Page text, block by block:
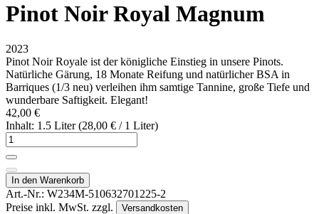
Pinot Noir Royal Magnum
2023
Pinot Noir Royale ist der königliche Einstieg in unsere Pinots.
Natürliche Gärung, 18 Monate Reifung und natürlicher BSA in
Barriques (1/3 neu) verleihen ihm samtige Tannine, große Tiefe und
wunderbare Saftigkeit. Elegant!
42,00 €
Inhalt: 1.5 Liter (28,00 € / 1 Liter)
In den Warenkorb
Art.-Nr.: W234M-510632701225-2
Preise inkl. MwSt. zzgl.
Versandkosten